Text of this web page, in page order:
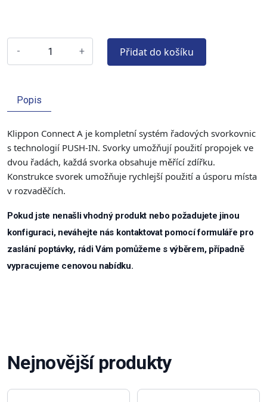
- + Přidat do košíku
Popis
Klippon Connect A je kompletní systém řadových svorkovnic
s technologií PUSH-IN. Svorky umožňují použití propojek ve
dvou řadách, každá svorka obsahuje měřící zdířku.
Konstrukce svorek umožňuje rychlejší použití a úsporu místa
v rozvaděčích.
Pokud jste nenašli vhodný produkt nebo požadujete jinou
konfiguraci, neváhejte nás kontaktovat pomocí formuláře pro
zaslání poptávky, rádi Vám pomůžeme s výběrem, případně
vypracujeme cenovou nabídku.
Nejnovější produkty